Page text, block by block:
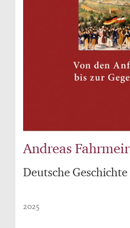
Andreas Fahrmeir
Deutsche Geschichte
2025